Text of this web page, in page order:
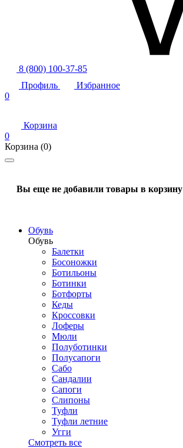
8 (800) 100-37-85
Профиль
Избранное
0
Корзина
0
Корзина (0)
Вы еще не добавили товары в корзину
Обувь
Обувь
Балетки
Босоножки
Ботильоны
Ботинки
Ботфорты
Кеды
Кроссовки
Лоферы
Мюли
Полуботинки
Полусапоги
Сабо
Сандалии
Сапоги
Слипоны
Туфли
Туфли летние
Угги
Смотреть все